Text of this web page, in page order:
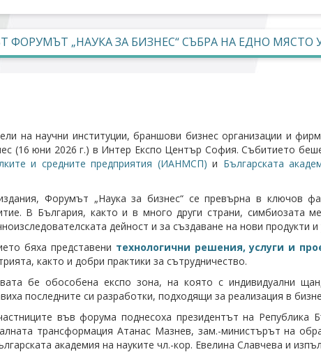
ФОРУМЪТ „НАУКА ЗА БИЗНЕС“ СЪБРА НА ЕДНО
на научни институции, браншови бизнес организации и
(16 юни 2026 г.) в Интер Експо Център София. Събитието
и средните предприятия (ИАНМСП) и Българската
Форумът „Наука за бизнес“ се превърна в ключов
В България, както и в много други страни, симбиозата
дейност и за създаване на нови продукти и
бяха представени технологични решения, услуги и
както и добри практики за сътрудничество.
бе обособена експо зона, на която с индивидуални
последните си разработки, подходящи за реализация в
във форума поднесоха президентът на
трансформация Атанас Мазнев, зам.-министърът на
академия на науките чл.-кор. Евелина Славчева и